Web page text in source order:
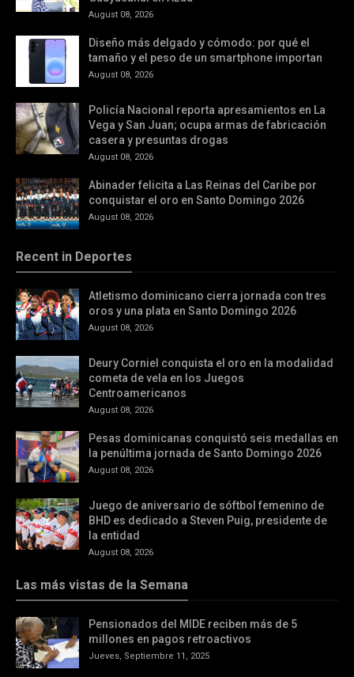
August 08, 2026
Diseño más delgado y cómodo: por qué el
tamaño y el peso de un smartphone importan
August 08, 2026
Policía Nacional reporta apresamientos en La
Vega y San Juan; ocupa armas de fabricación
casera y presuntas drogas
August 08, 2026
Abinader felicita a Las Reinas del Caribe por
conquistar el oro en Santo Domingo 2026
August 08, 2026
Recent in Deportes
Atletismo dominicano cierra jornada con tres
oros y una plata en Santo Domingo 2026
August 08, 2026
Deury Corniel conquista el oro en la modalidad
cometa de vela en los Juegos
Centroamericanos
August 08, 2026
Pesas dominicanas conquistó seis medallas en
la penúltima jornada de Santo Domingo 2026
August 08, 2026
Juego de aniversario de sóftbol femenino de
BHD es dedicado a Steven Puig, presidente de
la entidad
August 08, 2026
Las más vistas de la Semana
Pensionados del MIDE reciben más de 5
millones en pagos retroactivos
Jueves, Septiembre 11, 2025